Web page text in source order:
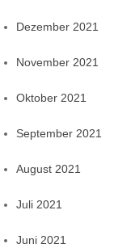
Dezember 2021
November 2021
Oktober 2021
September 2021
August 2021
Juli 2021
Juni 2021